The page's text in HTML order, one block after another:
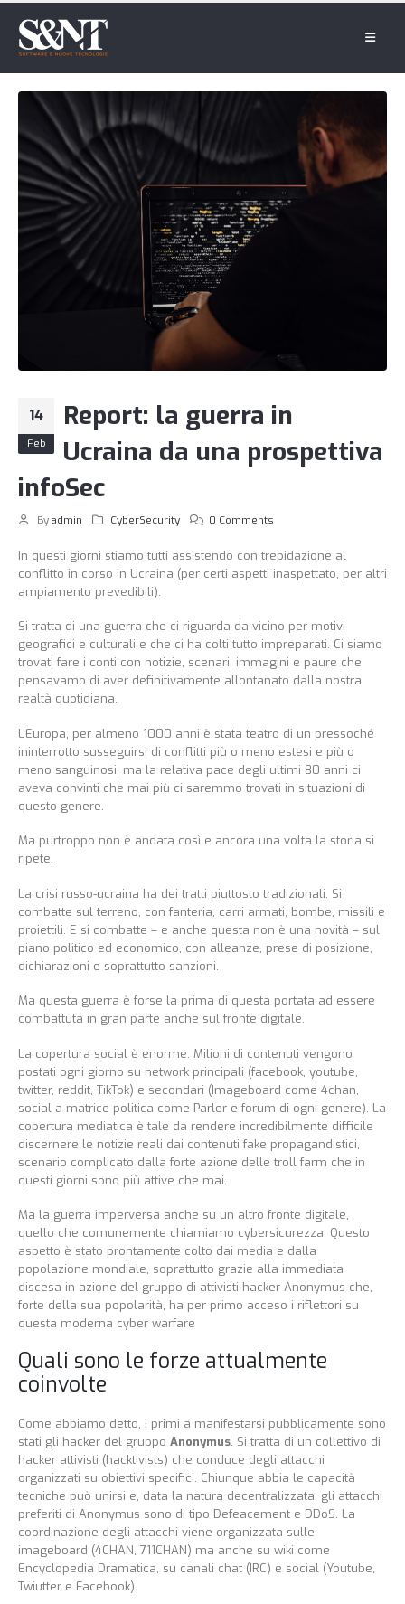
14
Feb
Report: la guerra in
Ucraina da una prospettiva
infoSec
By admin CyberSecurity 0 Comments
In questi giorni stiamo tutti assistendo con trepidazione al
conflitto in corso in Ucraina (per certi aspetti inaspettato, per altri
ampiamento prevedibili).
Si tratta di una guerra che ci riguarda da vicino per motivi
geografici e culturali e che ci ha colti tutto impreparati. Ci siamo
trovati fare i conti con notizie, scenari, immagini e paure che
pensavamo di aver definitivamente allontanato dalla nostra
realtà quotidiana.
L’Europa, per almeno 1000 anni è stata teatro di un pressoché
ininterrotto susseguirsi di conflitti più o meno estesi e più o
meno sanguinosi, ma la relativa pace degli ultimi 80 anni ci
aveva convinti che mai più ci saremmo trovati in situazioni di
questo genere.
Ma purtroppo non è andata così e ancora una volta la storia si
ripete.
La crisi russo-ucraina ha dei tratti piuttosto tradizionali. Si
combatte sul terreno, con fanteria, carri armati, bombe, missili e
proiettili. E si combatte – e anche questa non è una novità – sul
piano politico ed economico, con alleanze, prese di posizione,
dichiarazioni e soprattutto sanzioni.
Ma questa guerra è forse la prima di questa portata ad essere
combattuta in gran parte anche sul fronte digitale.
La copertura social è enorme. Milioni di contenuti vengono
postati ogni giorno su network principali (facebook, youtube,
twitter, reddit, TikTok) e secondari (Imageboard come 4chan,
social a matrice politica come Parler e forum di ogni genere). La
copertura mediatica è tale da rendere incredibilmente difficile
discernere le notizie reali dai contenuti fake propagandistici,
scenario complicato dalla forte azione delle troll farm che in
questi giorni sono più attive che mai.
Ma la guerra imperversa anche su un altro fronte digitale,
quello che comunemente chiamiamo cybersicurezza. Questo
aspetto è stato prontamente colto dai media e dalla
popolazione mondiale, soprattutto grazie alla immediata
discesa in azione del gruppo di attivisti hacker Anonymus che,
forte della sua popolarità, ha per primo acceso i riflettori su
questa moderna cyber warfare
Quali sono le forze attualmente
coinvolte
Come abbiamo detto, i primi a manifestarsi pubblicamente sono
stati gli hacker del gruppo Anonymus. Si tratta di un collettivo di
hacker attivisti (hacktivists) che conduce degli attacchi
organizzati su obiettivi specifici. Chiunque abbia le capacità
tecniche può unirsi e, data la natura decentralizzata, gli attacchi
preferiti di Anonymus sono di tipo Defeacement e DDoS. La
coordinazione degli attacchi viene organizzata sulle
imageboard (4CHAN, 711CHAN) ma anche su wiki come
Encyclopedia Dramatica, su canali chat (IRC) e social (Youtube,
Twiutter e Facebook).